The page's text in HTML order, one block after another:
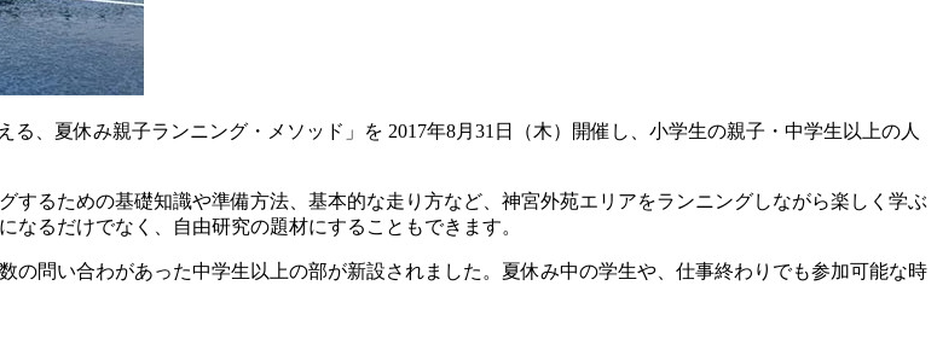
、夏休み親子ランニング・メソッド」を 2017年8月31日（木）開催し、小学生の親子・中学生以上の人
るための基礎知識や準備方法、基本的な走り方など、神宮外苑エリアをランニングしながら楽しく学ぶ
るだけでなく、自由研究の題材にすることもできます。
問い合わがあった中学生以上の部が新設されました。夏休み中の学生や、仕事終わりでも参加可能な時